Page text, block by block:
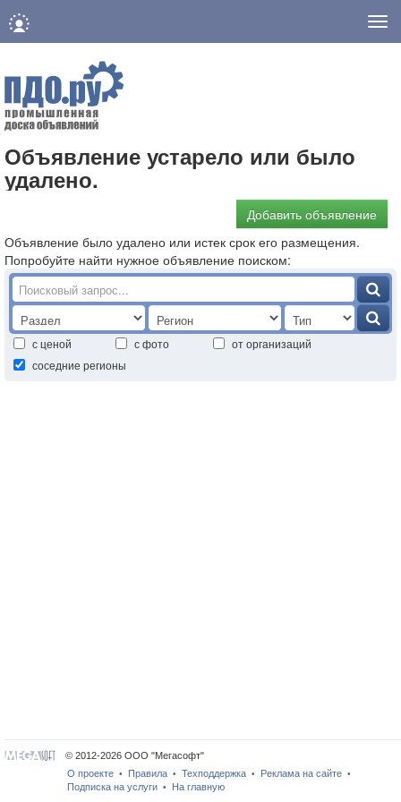
Объявление устарело или было
удалено.
Добавить объявление
Объявление было удалено или истек срок его размещения.
Попробуйте найти нужное объявление поиском:
с ценой с фото
от организаций
соседние регионы
© 2012-2026 ООО "Мегасофт"
О проекте • Правила • Техподдержка • Реклама на сайте •
Подписка на услуги • На главную